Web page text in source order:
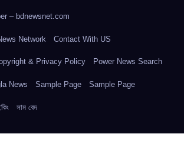
– bdnewsnet.com
Network Contact With US
& Privacy Policy Power News Search
News Sample Page Sample Page
সাম বেদ